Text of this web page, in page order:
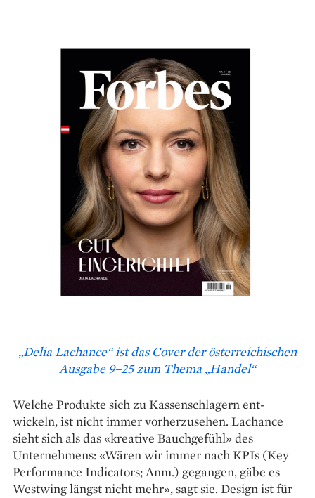
„Delia Lachance“ ist das Cover der österreichischen
Ausgabe 9–25 zum Thema „Handel“
Welche Produkte sich zu Kassenschlagern ent­
wickeln, ist nicht immer vorherzusehen. Lachance
sieht sich als das «kreative Bauchgefühl» des
Unternehmens: «Wären wir immer nach KPIs (Key
Performance Indicators; Anm.) gegangen, gäbe es
Westwing längst nicht mehr», sagt sie. Design ist für